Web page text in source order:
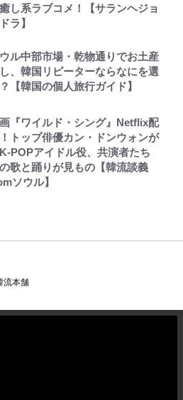
し系ラブコメ！【サランヘジョ
ラ】
ル中部市場・乾物通りでお土産
、韓国リピーターならなにを選
【韓国の個人旅行ガイド】
『ワイルド・シング』Netflix配
トップ俳優カン・ドンウォンが
POPアイドル役、共演者たち
歌と踊りが見もの【韓流談義
ソウル】
流本舗